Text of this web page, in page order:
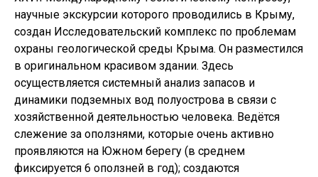
научные экскурсии которого проводились в Крыму,
создан Исследовательский комплекс по проблемам
охраны геологической среды Крыма. Он разместился
в оригинальном красивом здании. Здесь
осуществляется системный анализ запасов и
динамики подземных вод полуострова в связи с
хозяйственной деятельностью человека. Ведётся
слежение за оползнями, которые очень активно
проявляются на Южном берегу (в среднем
фиксируется 6 оползней в год); создаются